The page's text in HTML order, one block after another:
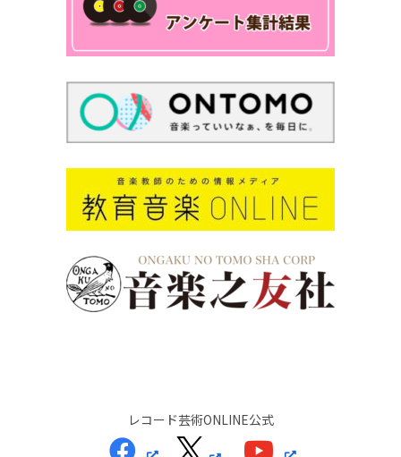
レコード芸術ONLINE公式